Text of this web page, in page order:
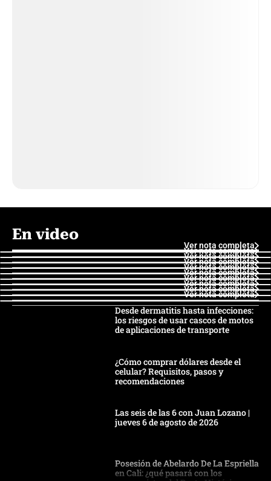
En video
Ver nota completa
Ver nota completa
Ver nota completa
Ver nota completa
Ver nota completa
Ver nota completa
Ver nota completa
Ver nota completa
Ver nota completa
Ver nota completa
Desde dermatitis hasta infecciones:
los riesgos de usar cascos de motos
de aplicaciones de transporte
¿Cómo comprar dólares desde el
celular? Requisitos, pasos y
recomendaciones
Las seis de las 6 con Juan Lozano |
jueves 6 de agosto de 2026
Posesión de Abelardo De La Espriella
en Cali: ¿qué pasará con los